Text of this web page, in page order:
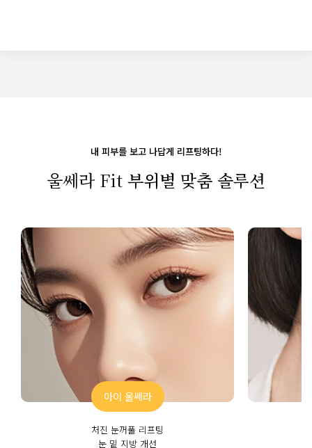
내 피부를 보고 나답게 리프팅하다!
울쎄라 Fit 부위별 맞춤 솔루션
아이 울쎄라
처진 눈꺼풀 리프팅
눈 밑 지방 개선